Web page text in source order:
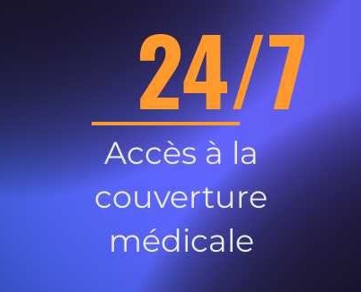
24/7
Accès à la
couverture
médicale